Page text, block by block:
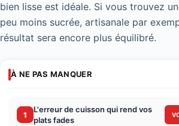
bien lisse est idéale. Si vous trouvez
peu moins sucrée, artisanale par
résultat sera encore plus équilibré.
À NE PAS MANQUER
1
L'erreur de cuisson qui rend vos
plats fades